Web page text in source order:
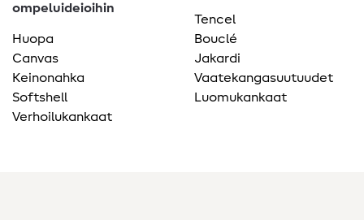
ompeluideioihin
Huopa
Canvas
Keinonahka
Softshell
Verhoilukankaat
Tencel
Bouclé
Jakardi
Vaatekangasuutuudet
Luomukankaat